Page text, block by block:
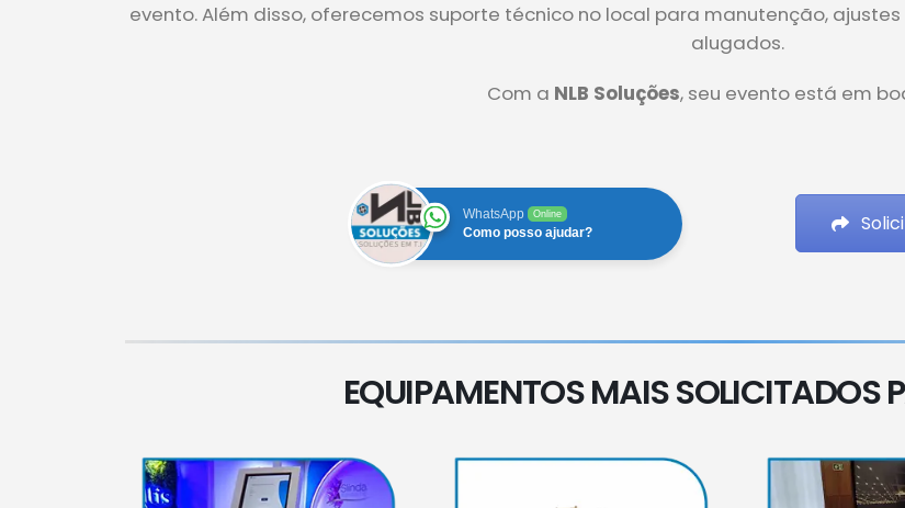
evento. Além disso, oferecemos suporte técnico no local para manutenção,
alugados.
Com a NLB Soluções, seu evento está em
WhatsApp Online
Como posso ajudar?
EQUIPAMENTOS MAIS SOLICITADOS